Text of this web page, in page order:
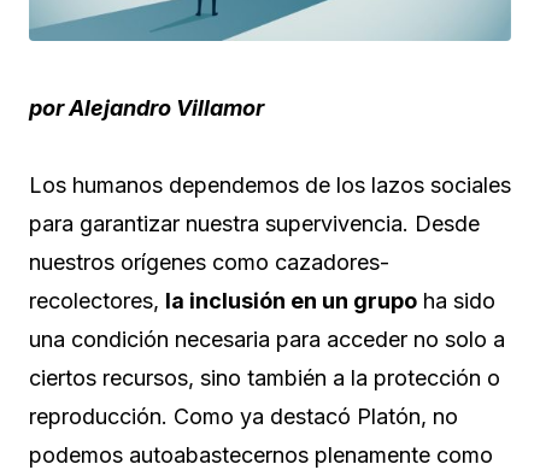
por Alejandro Villamor
Los humanos dependemos de los lazos sociales
para garantizar nuestra supervivencia. Desde
nuestros orígenes como cazadores-
recolectores, la inclusión en un grupo ha sido
una condición necesaria para acceder no solo a
ciertos recursos, sino también a la protección o
reproducción. Como ya destacó Platón, no
podemos autoabastecernos plenamente como